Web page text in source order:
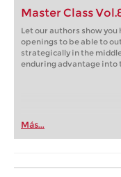
Master Class
Let our authors show
openings to be able to
strategically in the
enduring advantage into
Más...